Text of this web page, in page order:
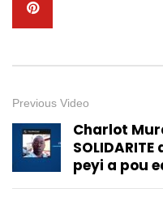
Previous Video
Charlot
peyi a pou